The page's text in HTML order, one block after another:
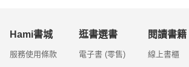
Hami書城
服務使用條款
逛書選書
電子書 (零售)
閱讀書籍
線上書櫃